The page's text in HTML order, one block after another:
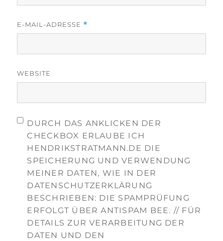
E-MAIL-ADRESSE *
WEBSITE
DURCH DAS ANKLICKEN DER
CHECKBOX ERLAUBE ICH
HENDRIKSTRATMANN.DE DIE
SPEICHERUNG UND VERWENDUNG
MEINER DATEN, WIE IN DER
DATENSCHUTZERKLÄRUNG
BESCHRIEBEN: DIE SPAMPRÜFUNG
ERFOLGT ÜBER ANTISPAM BEE. // FÜR
DETAILS ZUR VERARBEITUNG DER
DATEN UND DEN